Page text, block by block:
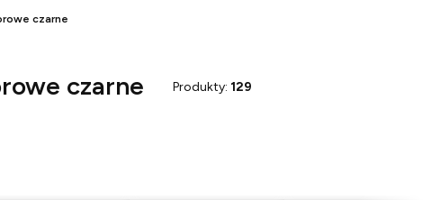
czarne
czarne Produkty: 129